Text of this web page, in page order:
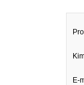
E-